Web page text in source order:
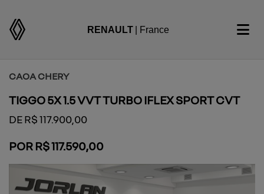
RENAULT | France
CAOA CHERY
TIGGO 5X 1.5 VVT TURBO IFLEX SPORT CVT
DE R$ 117.900,00
POR R$ 117.590,00